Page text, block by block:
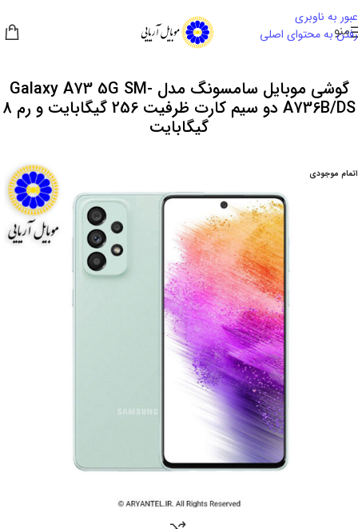
عبور به ناوبری
رفتن به محتوای اصلی
منو
گوشی موبایل سامسونگ مدل Galaxy A73 5G SM-
A736B/DS دو سیم کارت ظرفیت 256 گیگابایت و رم 8
گیگابایت
اتمام موجودی